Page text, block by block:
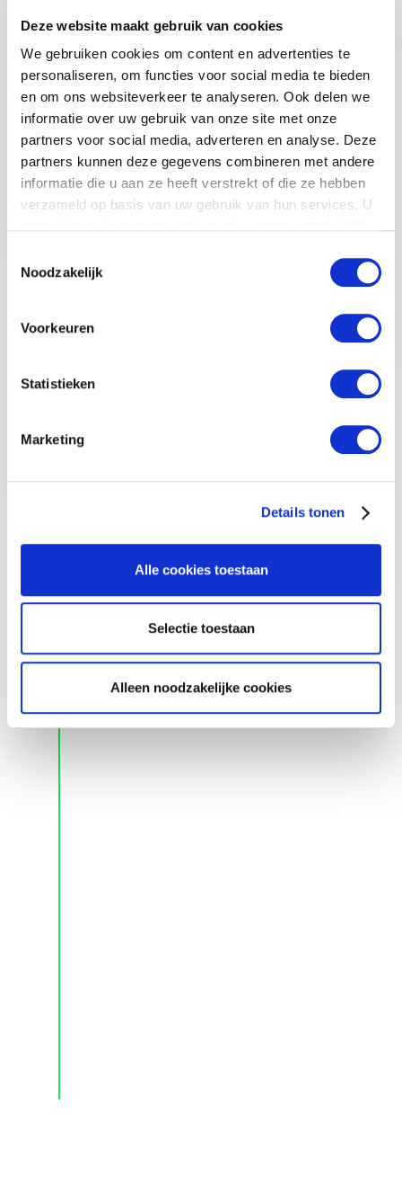
Deze website maakt gebruik van cookies
We gebruiken cookies om content en advertenties te
personaliseren, om functies voor social media te bieden
en om ons websiteverkeer te analyseren. Ook delen we
informatie over uw gebruik van onze site met onze
partners voor social media, adverteren en analyse. Deze
partners kunnen deze gegevens combineren met andere
informatie die u aan ze heeft verstrekt of die ze hebben
verzameld op basis van uw gebruik van hun services. U
statement.
Noodzakelijk
Voorkeuren
Statistieken
Marketing
Details tonen
Alle cookies toestaan
Selectie toestaan
Alleen noodzakelijke cookies